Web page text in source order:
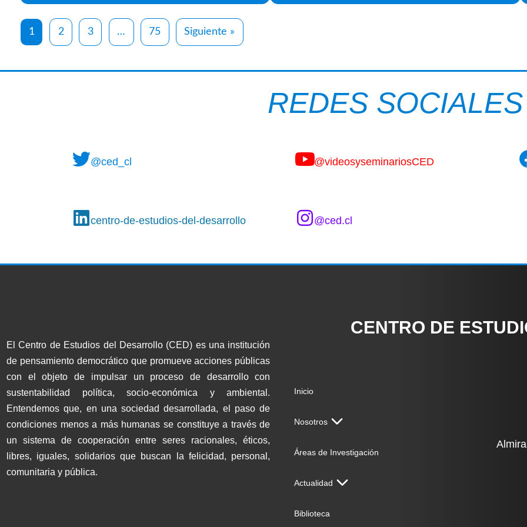
1 2 3 … 75 Siguiente »
REDES SOCIALES
@ced_cl @videosyseminariosCED
centro-de-estudios-del-desarrollo @ced.cl
El Centro de Estudios del Desarrollo (CED) es una institución
de pensamiento democrático que promueve acciones públicas
con el objeto de impulsar un proceso de desarrollo con
sustentabilidad política, socio-económica y ambiental.
Entendemos que, en una sociedad desarrollada, el paso de
condiciones menos a más humanas se constituye a través de
un sistema de cooperación entre seres racionales, éticos,
libres, iguales, solidarios que buscan la felicidad, personal,
comunitaria y pública.
CENTRO DE
Inicio
Nosotros
Áreas de Investigación
Actualidad
Biblioteca